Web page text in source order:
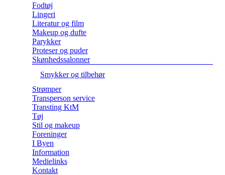
Fodtøj
Lingeri
Literatur og film
Makeup og dufte
Parykker
Proteser og puder
Skønhedssalonner
Smykker og tilbehør
Strømper
Transperson service
Transting KtM
Tøj
Stil og makeup
Foreninger
I Byen
Information
Medielinks
Kontakt